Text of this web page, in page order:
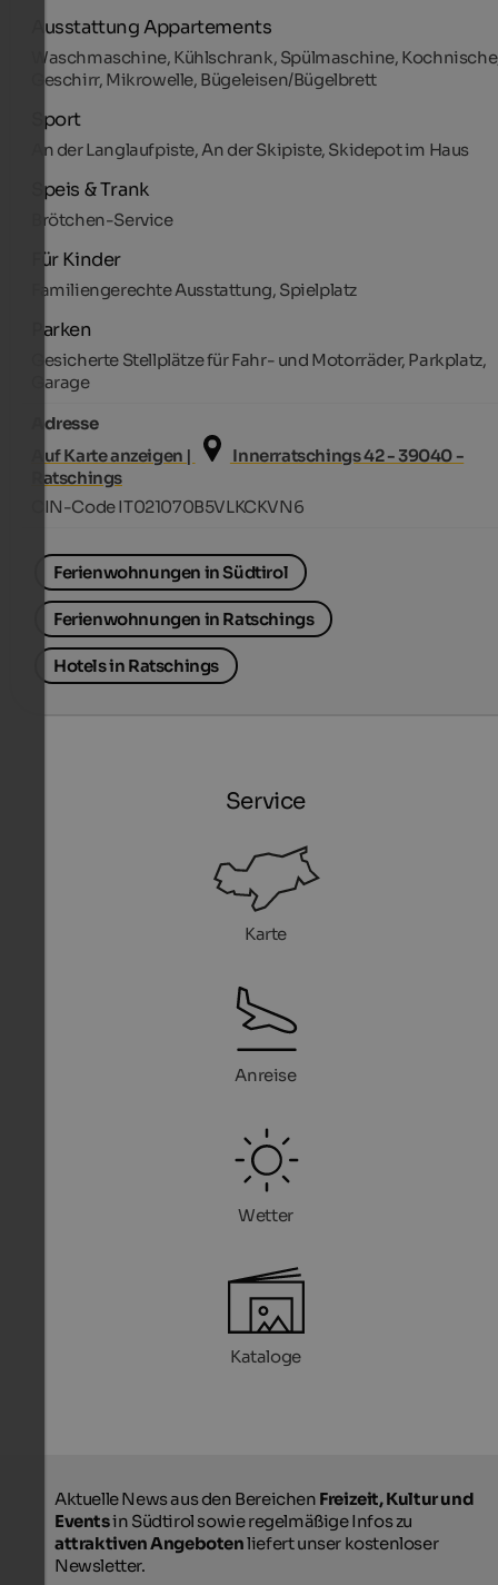
Ausstattung Appartements
Waschmaschine, Kühlschrank, Spülmaschine,
Geschirr, Mikrowelle, Bügeleisen/Bügelbrett
Sport
An der Langlaufpiste, An der Skipiste, Skidepot im Haus
Speis & Trank
Brötchen-Service
Für Kinder
Familiengerechte Ausstattung, Spielplatz
Parken
Gesicherte Stellplätze für Fahr- und Motorräder, Parkplatz,
Garage
Adresse
Auf Karte anzeigen |
Innerratschings 42 - 39040 -
Ratschings
CIN-Code IT021070B5VLKCKVN6
Ferienwohnungen in Südtirol
Ferienwohnungen in Ratschings
Hotels in Ratschings
Service
Karte
Anreise
Wetter
Kataloge
Aktuelle News aus den Bereichen Freizeit, Kultur und
Eventsin Südtirol sowie regelmäßige Infos zu
attraktiven Angebotenliefert unser kostenloser
Newsletter.